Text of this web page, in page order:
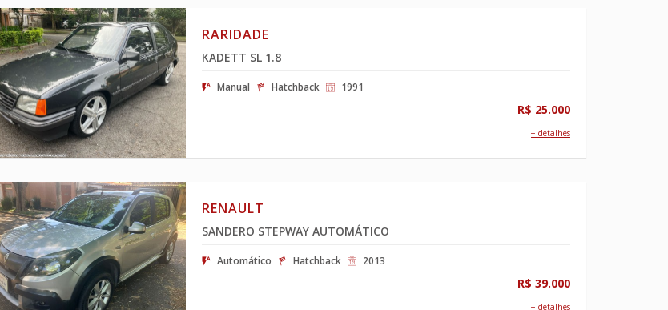
RARIDADE
KADETT SL 1.8
Manual Hatchback 1991
R$ 25.000
+ detalhes
RENAULT
SANDERO STEPWAY AUTOMÁTICO
Automático Hatchback 2013
R$ 39.000
+ detalhes